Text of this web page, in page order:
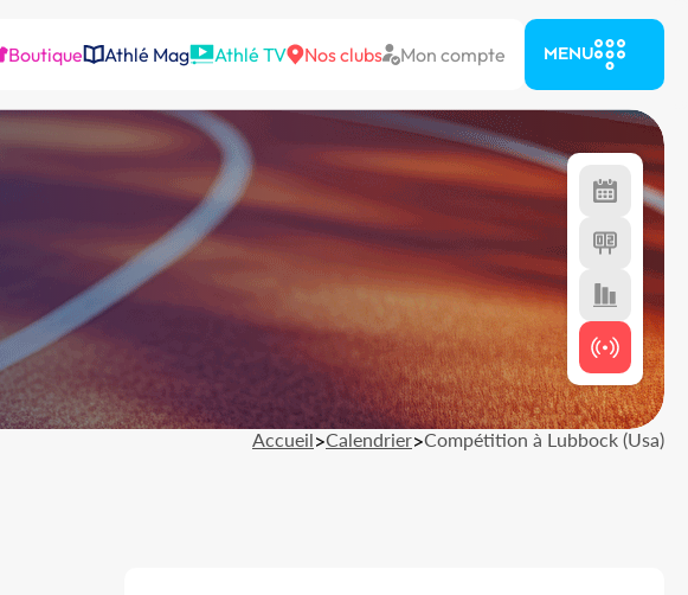
Boutique Athlé Mag Athlé TV Nos clubs Mon compte MENU
Accueil>Calendrier>Compétition à Lubbock (Usa)